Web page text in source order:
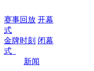
赛事回放 开幕
式
金牌时刻 闭幕
式
新闻